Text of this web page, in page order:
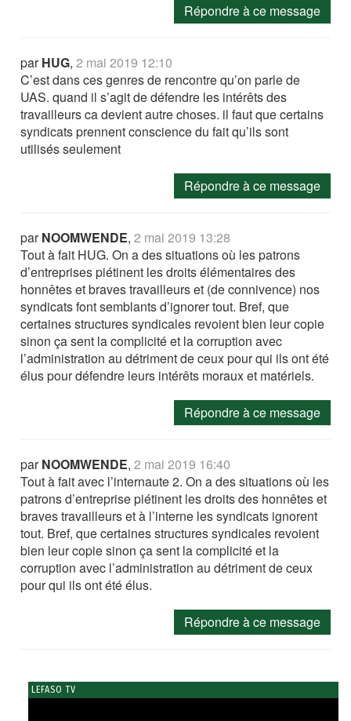
Répondre à ce message
parHUG,2 mai 2019 12:10
C’est dans ces genres de rencontre qu’on parle de
UAS. quand il s’agit de défendre les intérêts des
travailleurs ca devient autre choses. il faut que certains
syndicats prennent conscience du fait qu’ils sont
utilisés seulement
Répondre à ce message
parNOOMWENDE,2 mai 2019 13:28
Tout à fait HUG. On a des situations où les patrons
d’entreprises piétinent les droits élémentaires des
honnêtes et braves travailleurs et (de connivence) nos
syndicats font semblants d’ignorer tout. Bref, que
certaines structures syndicales revoient bien leur copie
sinon ça sent la complicité et la corruption avec
l’administration au détriment de ceux pour qui ils ont été
élus pour défendre leurs intérêts moraux et matériels.
Répondre à ce message
parNOOMWENDE,2 mai 2019 16:40
Tout à fait avec l’internaute 2. On a des situations où les
patrons d’entreprise piétinent les droits des honnêtes et
braves travailleurs et à l’interne les syndicats ignorent
tout. Bref, que certaines structures syndicales revoient
bien leur copie sinon ça sent la complicité et la
corruption avec l’administration au détriment de ceux
pour qui ils ont été élus.
Répondre à ce message
LEFASO TV